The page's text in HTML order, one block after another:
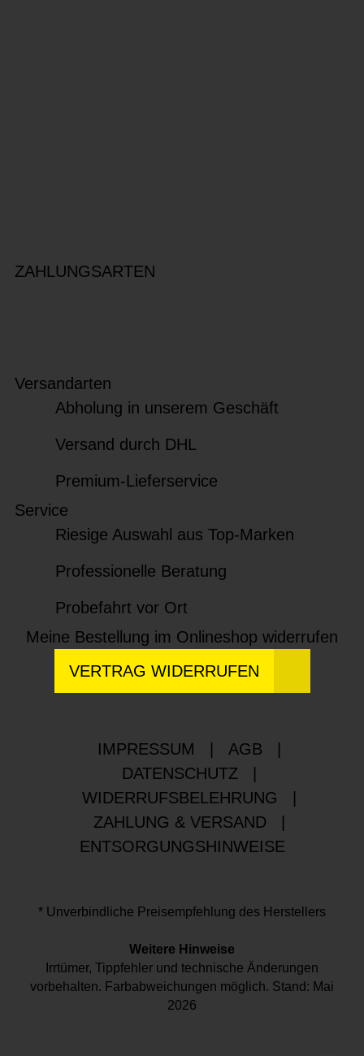
ZAHLUNGSARTEN
Versandarten
Abholung in unserem Geschäft
Versand durch DHL
Premium-Lieferservice
Service
Riesige Auswahl aus Top-Marken
Professionelle Beratung
Probefahrt vor Ort
Meine Bestellung im Onlineshop widerrufen
VERTRAG WIDERRUFEN
IMPRESSUM AGB
DATENSCHUTZ
WIDERRUFSBELEHRUNG
ZAHLUNG & VERSAND
ENTSORGUNGSHINWEISE
* Unverbindliche Preisempfehlung des Herstellers
Weitere Hinweise
Irrtümer, Tippfehler und technische Änderungen
vorbehalten. Farbabweichungen möglich. Stand: Mai
2026